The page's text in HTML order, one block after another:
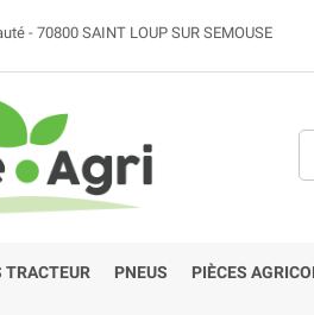
- 70800 SAINT LOUP SUR SEMOUSE
TRACTEUR PNEUS PIÈCES